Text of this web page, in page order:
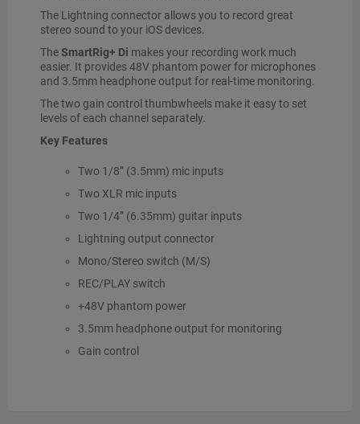
The Lightning connector allows you to record great
stereo sound to your iOS devices.
TheSmartRig+ Di makes your recording work much
easier. It provides 48V phantom power for microphones
and 3.5mm headphone output for real-time monitoring.
The two gain control thumbwheels make it easy to set
levels of each channel separately.
Key Features
Two 1/8” (3.5mm) mic inputs
Two XLR mic inputs
Two 1/4” (6.35mm) guitar inputs
Lightning output connector
Mono/Stereo switch (M/S)
REC/PLAY switch
+48V phantom power
3.5mm headphone output for monitoring
Gain control